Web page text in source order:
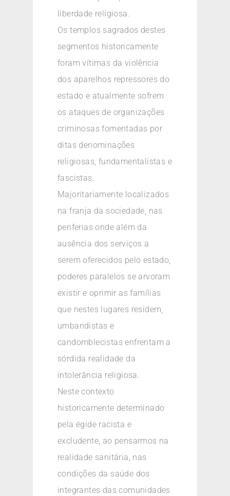
liberdade religiosa.
Os templos sagrados destes
segmentos historicamente
foram vítimas da violência
dos aparelhos repressores do
estado e atualmente sofrem
os ataques de organizações
criminosas fomentadas por
ditas denominações
religiosas, fundamentalistas e
fascistas.
Majoritariamente localizados
na franja da sociedade, nas
periferias onde além da
ausência dos serviços a
serem oferecidos pelo estado,
poderes paralelos se arvoram
existir e oprimir as famílias
que nestes lugares residem,
umbandistas e
candomblecistas enfrentam a
sórdida realidade da
intolerância religiosa.
Neste contexto
historicamente determinado
pela égide racista e
excludente, ao pensarmos na
realidade sanitária, nas
condições da saúde dos
integrantes das comunidades